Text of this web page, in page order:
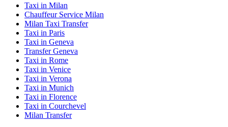
Taxi in Milan
Chauffeur Service Milan
Milan Taxi Transfer
Taxi in Paris
Taxi in Geneva
Transfer Geneva
Taxi in Rome
Taxi in Venice
Taxi in Verona
Taxi in Munich
Taxi in Florence
Taxi in Courchevel
Milan Transfer